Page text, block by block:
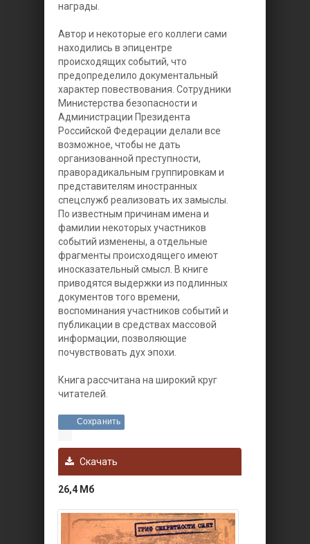
награды.
Автор и некоторые его коллеги сами
находились в эпицентре
происходящих событий, что
предопределило документальный
характер повествования. Сотрудники
Министерства безопасности и
Администрации Президента
Российской Федерации делали все
возможное, чтобы не дать
организованной преступности,
праворадикальным группировкам и
представителям иностранных
спецслужб реализовать их замыслы.
По известным причинам имена и
фамилии некоторых участников
событий изменены, а отдельные
фрагменты происходящего имеют
иносказательный смысл. В книге
приводятся выдержки из подлинных
документов того времени,
воспоминания участников событий и
публикации в средствах массовой
информации, позволяющие
почувствовать дух эпохи.
Книга рассчитана на широкий круг
читателей.
Сохранить
Скачать
26,4 Мб